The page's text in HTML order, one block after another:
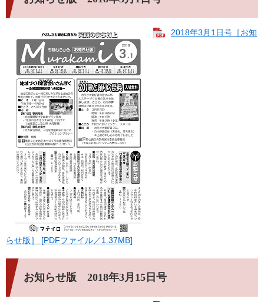
2018年3月1日号［お知
らせ版］ [PDFファイル／1.37MB]
お知らせ版 2018年3月15日号